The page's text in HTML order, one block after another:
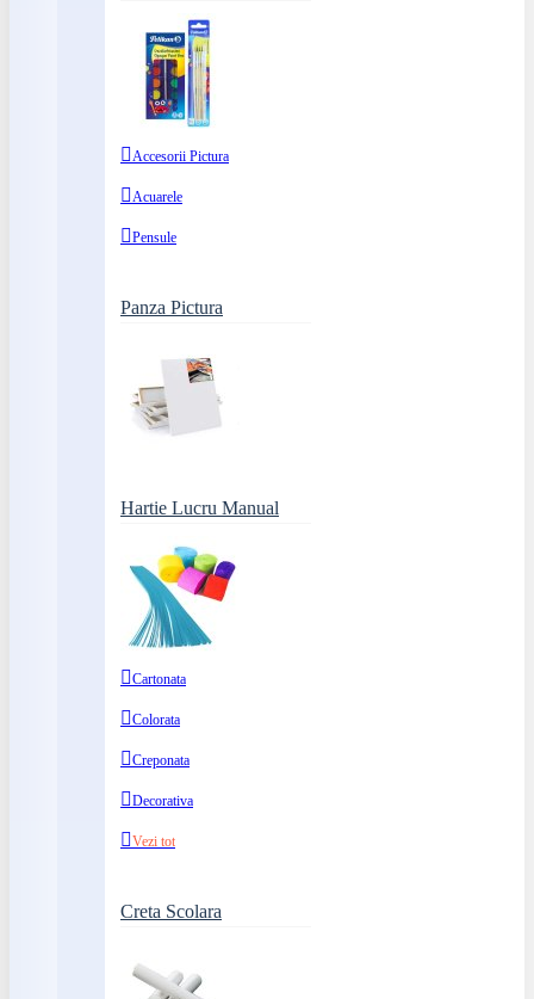
Accesorii Pictura
Acuarele
Pensule
Panza Pictura
Hartie Lucru Manual
Cartonata
Colorata
Creponata
Decorativa
Vezi tot
Creta Scolara